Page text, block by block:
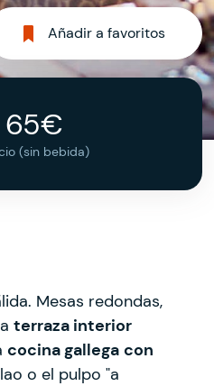
Añadir a favoritos
65€
(sin bebida)
Mesas redondas,
terraza interior
cocina gallega con
o el pulpo "a